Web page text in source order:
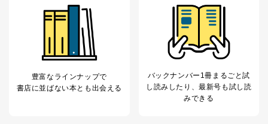
※上記の利用目的のうちNo.1～5については保有個人デ
ータ（開示対象個人情報）の利用目的であり、下記4.の
開示等のご請求に対応させていただきます。
なお、6、7については、パートナー（提携企業）様又は
ます。
豊富なラインナップで
書店に並ばない本とも出会える
バックナンバー1冊まるごと試
し読み したり、最新号も試し読
みできる